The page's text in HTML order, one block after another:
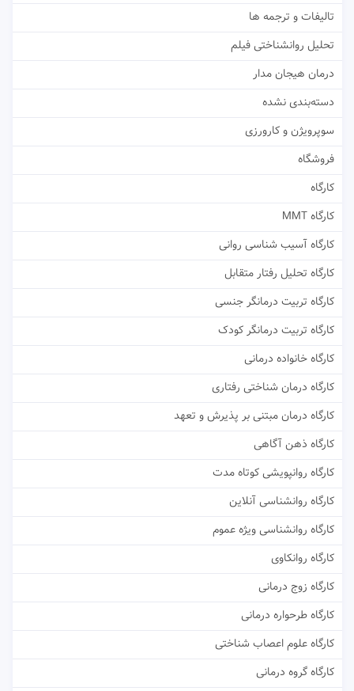
تالیفات و ترجمه ها
تحلیل روانشناختی فیلم
درمان هیجان مدار
دسته‌بندی نشده
سوپرویژن و کارورزی
فروشگاه
کارگاه
کارگاه MMT
کارگاه آسیب شناسی روانی
کارگاه تحلیل رفتار متقابل
کارگاه تربیت درمانگر جنسی
کارگاه تربیت درمانگر کودک
کارگاه خانواده درمانی
کارگاه درمان شناختی رفتاری
کارگاه درمان مبتنی بر پذیرش و تعهد
کارگاه ذهن آگاهی
کارگاه روانپویشی کوتاه مدت
کارگاه روانشناسی آنلاین
کارگاه روانشناسی ویژه عموم
کارگاه روانکاوی
کارگاه زوج درمانی
کارگاه طرحواره درمانی
کارگاه علوم اعصاب شناختی
کارگاه گروه درمانی